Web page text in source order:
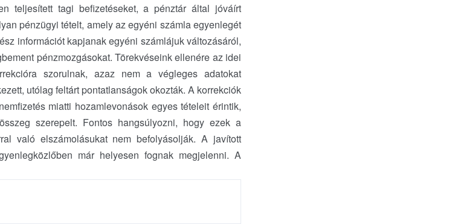
teljesített tagi befizetéseket, a pénztár által jóváírt
pénzügyi tételt, amely az egyéni számla egyenlegét
információt kapjanak egyéni számlájuk változásáról,
pénzmozgásokat. Törekvéseink ellenére az idei
szorulnak, azaz nem a végleges adatokat
utólag feltárt pontatlanságok okozták. A korrekciók
miatti hozamlevonások egyes tételeit érintik,
szerepelt. Fontos hangsúlyozni, hogy ezek a
való elszámolásukat nem befolyásolják. A javított
már helyesen fognak megjelenni. A